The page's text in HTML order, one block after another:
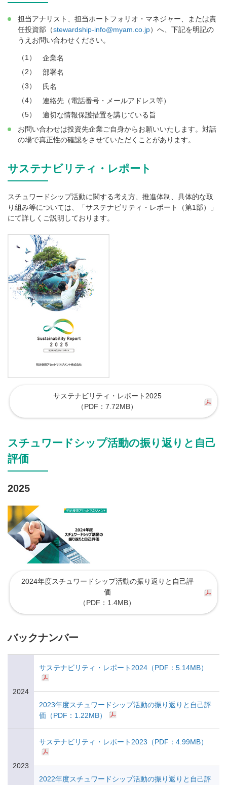
担当アナリスト、担当ポートフォリオ・マネジャー、または責
任投資部（stewardship-info@myam.co.jp）へ、下記を明記の
うえお問い合わせください。
（1）
企業名
（2）
部署名
（3）
氏名
（4）
連絡先（電話番号・メールアドレス等）
（5）
適切な情報保護措置を講じている旨
お問い合わせは投資先企業ご自身からお願いいたします。対話
の場で真正性の確認をさせていただくことがあります。
サステナビリティ・レポート
スチュワードシップ活動に関する考え方、推進体制、具体的な取
り組み等については、「サステナビリティ・レポート（第1部）」
にて詳しくご説明しております。
サステナビリティ・レポート2025
（PDF：7.72MB）
スチュワードシップ活動の振り返りと自己
評価
2025
2024年度スチュワードシップ活動の振り返りと自己評
価
（PDF：1.4MB）
バックナンバー
2024
サステナビリティ・レポート2024（PDF：5.14MB）
2023年度スチュワードシップ活動の振り返りと自己評
価（PDF：1.22MB）
2023
サステナビリティ・レポート2023（PDF：4.99MB）
2022年度スチュワードシップ活動の振り返りと自己評